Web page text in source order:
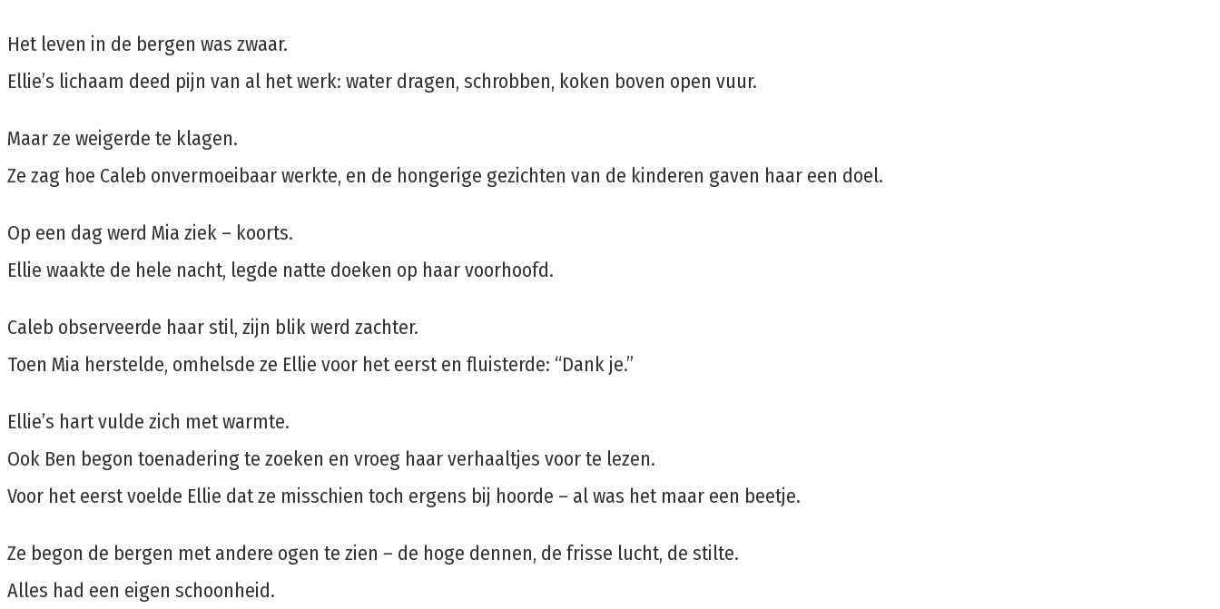
Het leven in de bergen was zwaar.
Ellie’s lichaam deed pijn van al het werk: water dragen, schrobben, koken boven open vuur.
Maar ze weigerde te klagen.
Ze zag hoe Caleb onvermoeibaar werkte, en de hongerige gezichten van de kinderen gaven haar een doel.
Op een dag werd Mia ziek – koorts.
Ellie waakte de hele nacht, legde natte doeken op haar voorhoofd.
Caleb observeerde haar stil, zijn blik werd zachter.
Toen Mia herstelde, omhelsde ze Ellie voor het eerst en fluisterde: “Dank je.”
Ellie’s hart vulde zich met warmte.
Ook Ben begon toenadering te zoeken en vroeg haar verhaaltjes voor te lezen.
Voor het eerst voelde Ellie dat ze misschien toch ergens bij hoorde – al was het maar een beetje.
Ze begon de bergen met andere ogen te zien – de hoge dennen, de frisse lucht, de stilte.
Alles had een eigen schoonheid.